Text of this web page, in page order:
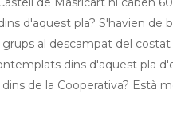
d'aquest pla? S'havien de
al descampat del
dins d'aquest pla
de la Cooperativa? Està